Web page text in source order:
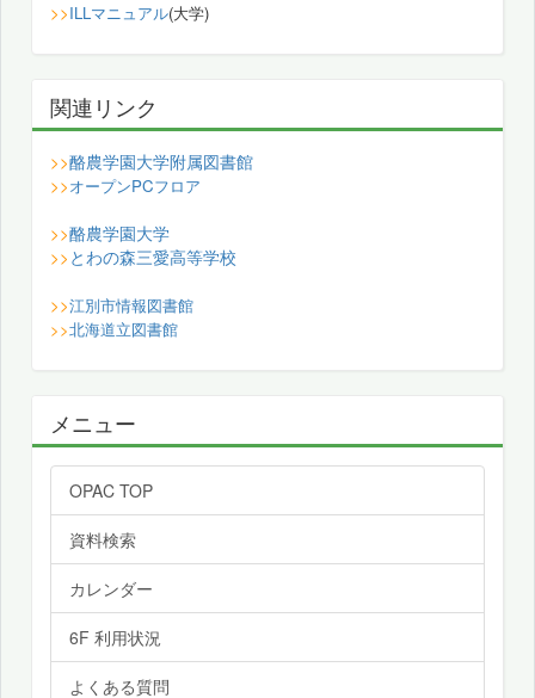
>>ILLマニュアル(大学)
関連リンク
>>酪農学園大学附属図書館
>>オープンPCフロア
>>酪農学園大学
>> とわの森三愛高等学校
>>江別市情報図書館
>>北海道立図書館
メニュー
OPAC TOP
資料検索
カレンダー
6F 利用状況
よくある質問